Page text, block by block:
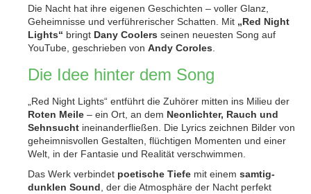
Die Nacht hat ihre eigenen Geschichten – voller Glanz,
Geheimnisse und verführerischer Schatten. Mit „Red Night
Lights“ bringt Dany Coolers seinen neuesten Song auf
YouTube, geschrieben von Andy Coroles
Die Idee hinter dem Song
„Red Night Lights“ entführt die Zuhörer mitten ins Milieu der
Roten Meile – ein Ort, an dem Neonlichter, Rauch und
Sehnsucht ineinanderfließen. Die Lyrics zeichnen Bilder von
geheimnisvollen Gestalten, flüchtigen Momenten und einer
Welt, in der Fantasie und Realität verschwimmen.
Das Werk verbindet poetische Tiefe mit einem samtig-
dunklen Sound , der die Atmosphäre der Nacht perfekt